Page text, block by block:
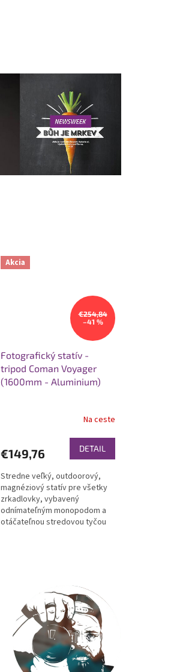
Akcia
€254,84
–41 %
Fotografický statív -
tripod Coman Voyager
(1600mm - Aluminium)
Na ceste
€149,76 DETAIL
Stredne veľký, outdoorový,
magnéziový statív pre všetky
zrkadlovky, vybavený
odnímateľným monopodom a
otáčateľnou stredovou tyčou